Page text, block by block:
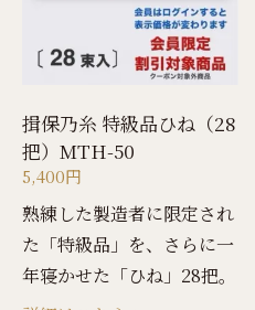
揖保乃糸 特級品ひね（28
把）MTH-50
5,400円
熟練した製造者に限定され
た「特級品」を、さらに一
年寝かせた「ひね」28把。